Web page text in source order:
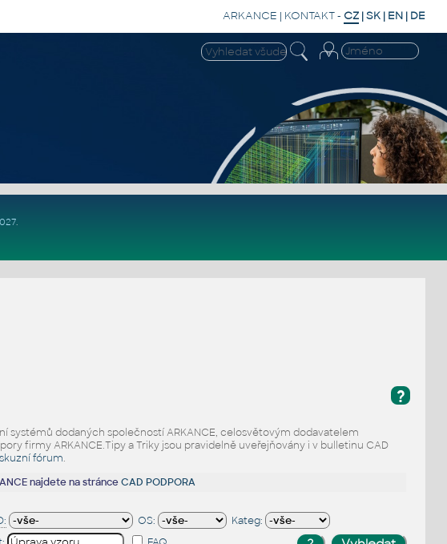
ARKANCE | KONTAKT- CZ |SK | EN | DE
.
?
systémů dodaných společností ARKANCE, celosvětovým dodavatelem
firmy ARKANCE.Tipy a Triky jsou pravidelně uveřejňovány i v bulletinu CAD
fórum.
najdete na stránceCAD PODPORA
OS:
Kateg: